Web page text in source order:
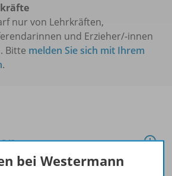
nur von Lehrkräften,
und Erzieher/-innen
Bitte melden Sie sich mit Ihrem
.
bei Westermann